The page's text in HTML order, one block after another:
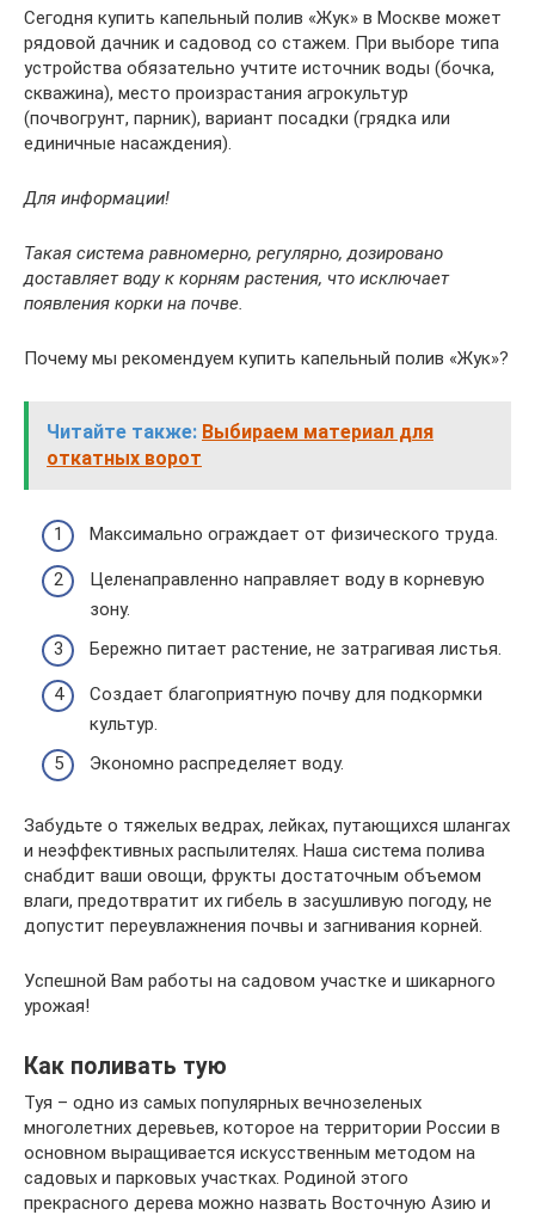
Сегодня купить капельный полив «Жук» в Москве может
рядовой дачник и садовод со стажем. При выборе типа
устройства обязательно учтите источник воды (бочка,
скважина), место произрастания агрокультур
(почвогрунт, парник), вариант посадки (грядка или
единичные насаждения).
Для информации!
Такая система равномерно, регулярно, дозировано
доставляет воду к корням растения, что исключает
появления корки на почве.
Почему мы рекомендуем купить капельный полив «Жук»?
Читайте также: Выбираем материал для
откатных ворот
Максимально ограждает от физического труда.
Целенаправленно направляет воду в корневую
зону.
Бережно питает растение, не затрагивая листья.
Создает благоприятную почву для подкормки
культур.
Экономно распределяет воду.
Забудьте о тяжелых ведрах, лейках, путающихся шлангах
и неэффективных распылителях. Наша система полива
снабдит ваши овощи, фрукты достаточным объемом
влаги, предотвратит их гибель в засушливую погоду, не
допустит переувлажнения почвы и загнивания корней.
Успешной Вам работы на садовом участке и шикарного
урожая!
Как поливать тую
Туя – одно из самых популярных вечнозеленых
многолетних деревьев, которое на территории России в
основном выращивается искусственным методом на
садовых и парковых участках. Родиной этого
прекрасного дерева можно назвать Восточную Азию и